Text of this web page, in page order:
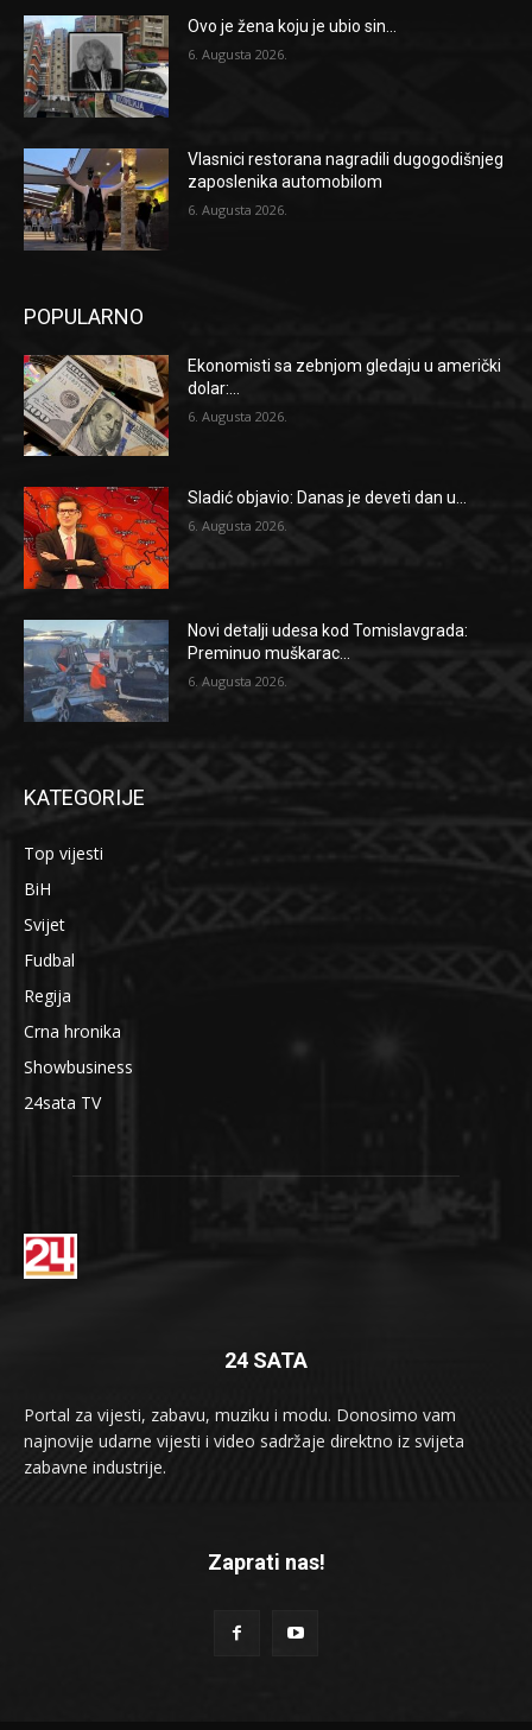
Ovo je žena koju je ubio sin...
6. Augusta 2026.
Vlasnici restorana nagradili dugogodišnjeg
zaposlenika automobilom
6. Augusta 2026.
POPULARNO
Ekonomisti sa zebnjom gledaju u američki
dolar:...
6. Augusta 2026.
Sladić objavio: Danas je deveti dan u...
6. Augusta 2026.
Novi detalji udesa kod Tomislavgrada:
Preminuo muškarac...
6. Augusta 2026.
KATEGORIJE
Top vijesti
BiH
Svijet
Fudbal
Regija
Crna hronika
Showbusiness
24sata TV
24 SATA
Portal za vijesti, zabavu, muziku i modu. Donosimo vam
najnovije udarne vijesti i video sadržaje direktno iz svijeta
zabavne industrije.
Zaprati nas!